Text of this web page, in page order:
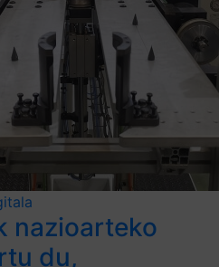
nazioarteko
du,